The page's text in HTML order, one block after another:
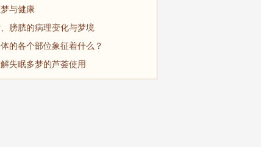
与健康
膀胱的病理变化与梦境
的各个部位象征着什么？
失眠多梦的芦荟使用